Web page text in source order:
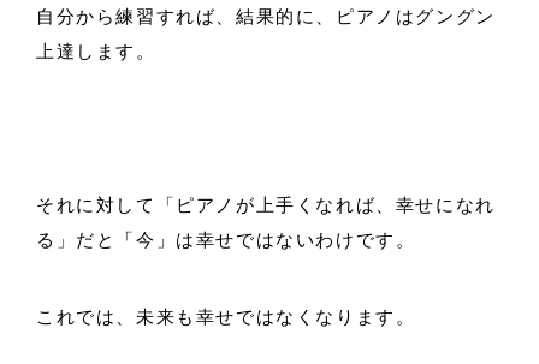
自分から練習すれば、結果的に、ピアノはグングン
上達します。
それに対して「ピアノが上手くなれば、幸せになれ
る」だと「今」は幸せではないわけです。
これでは、未来も幸せではなくなります。